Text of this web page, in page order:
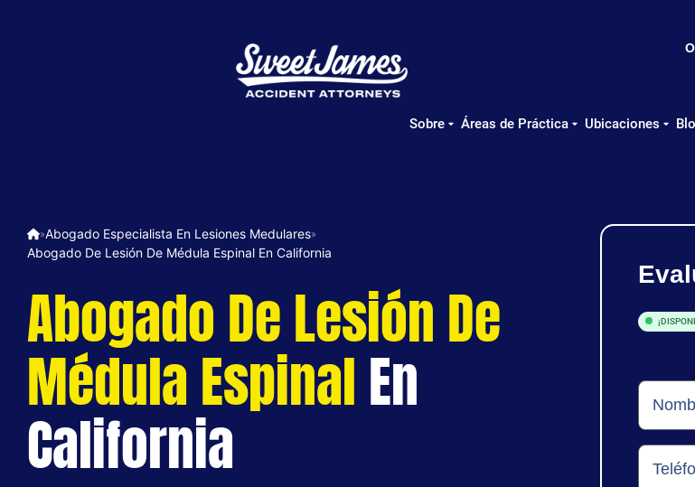
Sobre Áreas de Práctica Ubicaciones
»Abogado Especialista En Lesiones Medulares»
Abogado De Lesión De Médula Espinal En California
Abogado De Lesión De
Médula EspinalEn
California